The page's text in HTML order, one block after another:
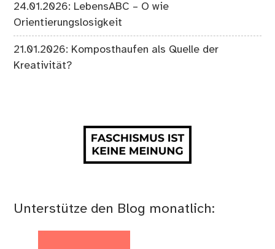
24.01.2026: LebensABC – O wie
Orientierungslosigkeit
21.01.2026: Komposthaufen als Quelle der
Kreativität?
Unterstütze den Blog monatlich: